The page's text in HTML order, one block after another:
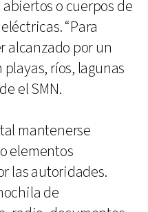
o cuerpos de
“Para
alcanzado por un
ríos, lagunas
el SMN.
mantenerse
elementos
las autoridades.
de